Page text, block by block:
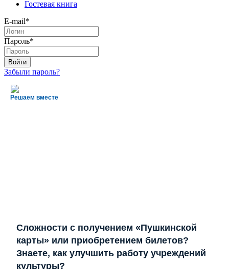
Гостевая книга
E-mail*
Пароль*
Забыли пароль?
Решаем вместе
Сложности с получением «Пушкинской
карты» или приобретением билетов?
Знаете, как улучшить работу учреждений
культуры?